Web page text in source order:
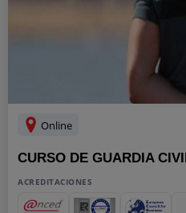
Online
CURSO DE GUARDIA
ACREDITACIONES